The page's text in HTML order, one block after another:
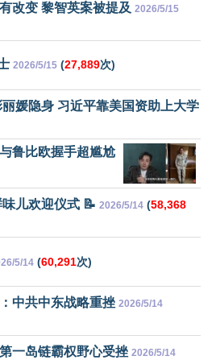
改变 黎智英案被提及 2026/5/15
2026/5/15 (27,889次)
媛隐身 习近平靠美国资助上大学
鲁比欧握手超尴尬
儿欢迎仪式 📝 2026/5/14 (58,368
5/14 (60,291次)
中共中东战略重挫 2026/5/14
一岛链霸权野心受挫 2026/5/14